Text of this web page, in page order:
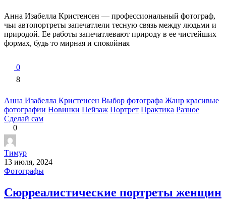
Анна Изабелла Кристенсен — профессиональный фотограф,
чьи автопортреты запечатлели тесную связь между людьми и
природой. Ее работы запечатлевают природу в ее чистейших
формах, будь то мирная и спокойная
0
8
Анна Изабелла Кристенсен Выбор фотографа Жанр красивые
фотографии Новинки Пейзаж Портрет Практика Разное
Сделай сам
0
Тимур
13 июля, 2024
Фотографы
Сюрреалистические портреты женщин